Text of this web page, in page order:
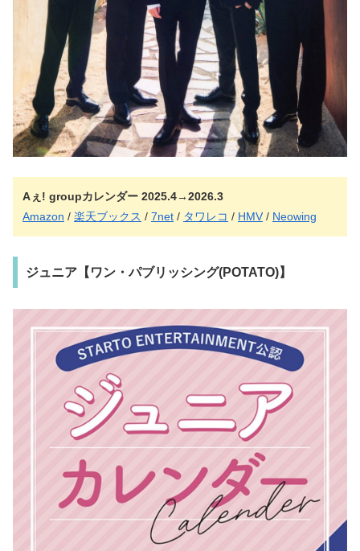
Aぇ! groupカレンダー 2025.4→2026.3
Amazon / 楽天ブックス / 7net / タワレコ / HMV / Neowing
ジュニア【ワン・パブリッシング(POTATO)】